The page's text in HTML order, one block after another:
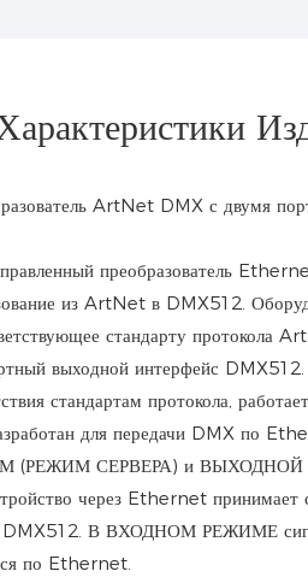
преобразователь
из ArtNet в DMX512.
стандарту протокола
выходной интерфейс
стандартам протокола,
для передачи DMX по
(РЕЖИМ СЕРВЕРА) и
через Ethernet принимает
DMX512. В ВХОДНОМ РЕЖИМЕ
по Ethernet.